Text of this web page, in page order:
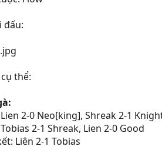
đấu:
thể:
2-0 Neo[king], Shreak 2-1
2-1 Shreak, Lien 2-0 Good
Liên 2-1 Tobias